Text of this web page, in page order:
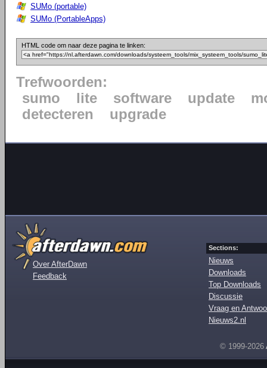
SUMo (portable)
SUMo (PortableApps)
HTML code om naar deze pagina te linken:
Trefwoorden:
sumo
lite software update
detecteren
upgrade
Over AfterDawn
Feedback
Sections:
Nieuws
Downloads
Top Downloads
Discussie
Vraag en
Nieuws2.nl
© 1999-2026